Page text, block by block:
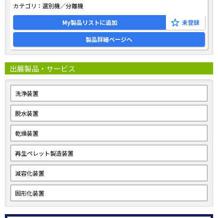
カテゴリ： 選別機／分離機
My製品リストに追加
製品詳細ページへ
出展製品・サービス
洗浄装置
脱水装置
乾燥装置
再生ペレット製造装置
減容化装置
固形化装置